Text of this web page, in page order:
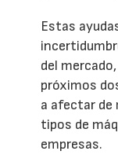
Estas
del
próximos
a afectar
tipos de
empresas.